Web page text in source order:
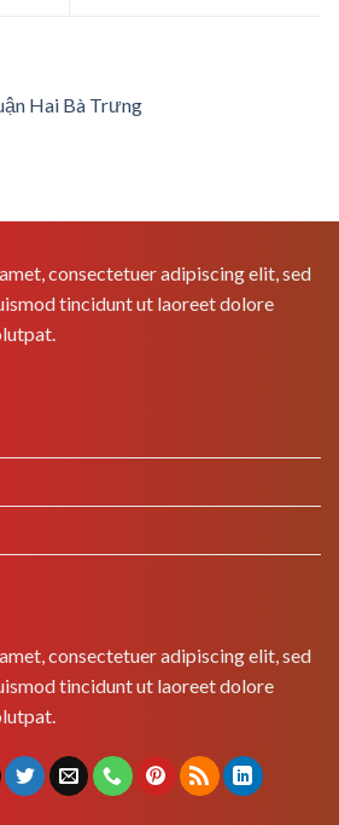
Hai Bà Trưng
consectetuer adipiscing elit, sed
tincidunt ut laoreet dolore
consectetuer adipiscing elit, sed
tincidunt ut laoreet dolore